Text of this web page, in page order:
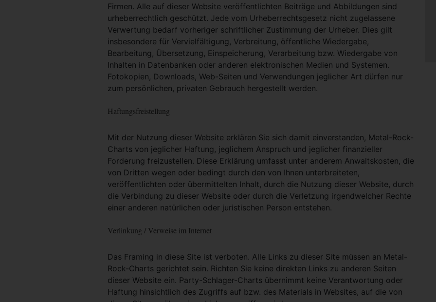
Firmen. Alle auf dieser Website veröffentlichten Beiträge und Abbildungen sind
urheberrechtlich geschützt. Jede vom Urheberrechtsgesetz nicht zugelassene
Verwertung bedarf vorheriger schriftlicher Zustimmung der Urheber. Dies gilt
insbesondere für Vervielfältigung, Verbreitung, öffentliche Wiedergabe,
Bearbeitung, Übersetzung, Einspeicherung, Verarbeitung bzw. Wiedergabe von
Inhalten in Datenbanken oder anderen elektronischen Medien und Systemen.
Fotokopien, Downloads, Web-Seiten und Verwendungen jeglicher Art dürfen nur
zum persönlichen, privaten Gebrauch hergestellt werden.
Haftungsfreistellung
Mit der Nutzung dieser Website erklären Sie sich damit einverstanden, Metal-Rock-
Charts von jeglicher Haftung, jeglichem Anspruch und jeglicher finanzieller
Forderung freizustellen. Diese Erklärung umfasst unter anderem Anwaltskosten, die
von Dritten wegen oder bedingt durch den von Ihnen unterbreiteten,
veröffentlichten oder übermittelten Inhalt, durch die Nutzung dieser Website, durch
die Verbindung zu dieser Website oder durch die Verletzung irgendwelcher Rechte
einer anderen natürlichen oder juristischen Person entstehen.
Verlinkung / Verweise im Internet
Das Framing in diese Site ist verboten. Alle Links zu dieser Site müssen an Metal-
Rock-Charts gerichtet sein. Richten Sie keine direkten Links zu anderen Seiten
dieser Website ein. Party-Schlager-Charts übernimmt keine Verantwortung oder
Haftung hinsichtlich des Zugriffs auf bzw. des Materials in Websites, auf die von